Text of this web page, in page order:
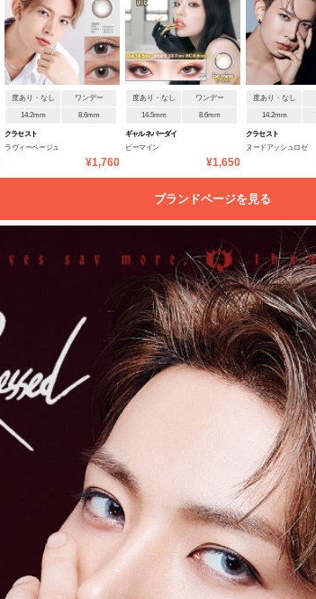
度あり・なし ワンデー
14.2mm 8.6mm
クラセスト
ラヴィーベージュ
¥1,760
度あり・なし ワンデー
14.5mm 8.6mm
ギャルネバーダイ
ビーマイン
¥1,650
度あり・なし
14.2mm
クラセスト
ヌードアッシュロゼ
ブランドページを見る